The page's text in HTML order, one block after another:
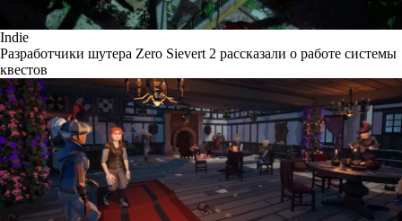
Indie
Разработчики шутера Zero Sievert 2 рассказали о работе системы
квестов